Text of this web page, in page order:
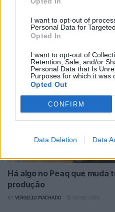
I want to opt-out of
Personal Data for
Opted In
I want to opt-out of
Retention, Sale, and/or
Personal Data that Is
Purposes for which it was
Opted Out
CONFIRM
Data Deletion Data
Revuelto SV faz
antes da estreia
VIRGILIO MACHADO 06/08/2026
Há algo no Peaq que muda
produção
VIRGILIO MACHADO